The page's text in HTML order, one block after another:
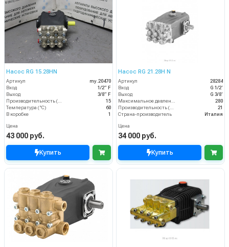
Насос RG 15.28HN
Артикул
my.20470
Вход
1/2” F
Выход
3/8” F
15
Температура (°C)
60
В коробке
1
Цена
43 000 руб.
Купить
Насос RG 21.28H N
Артикул
28284
Вход
G 1/2'
Выход
G 3/8'
280
21
Страна-производитель
Италия
Цена
34 000 руб.
Купить